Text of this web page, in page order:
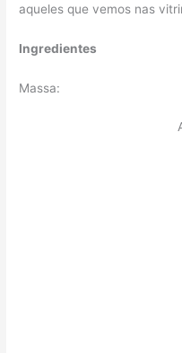
aqueles que vemos nas
Ingredientes
Massa: